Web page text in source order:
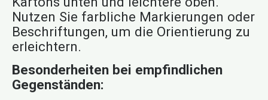
Nutzen Sie farbliche Markierungen oder
Beschriftungen, um die Orientierung zu
erleichtern.
Besonderheiten bei empfindlichen
Gegenständen: